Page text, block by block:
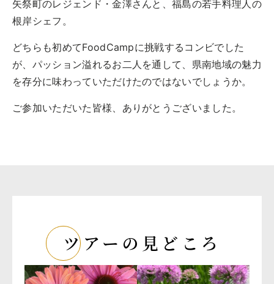
矢祭町のレジェンド・金澤さんと、福島の若手料理人の
根岸シェフ。
どちらも初めてFoodCampに挑戦するコンビでした
が、パッション溢れるお二人を通して、県南地域の魅力
を存分に味わっていただけたのではないでしょうか。
ご参加いただいた皆様、ありがとうございました。
ツアーの見どころ